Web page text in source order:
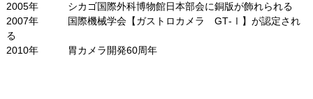
2005年 シカゴ国際外科博物館日本部会に銅版が飾れられる
2007年 国際機械学会【ガストロカメラ GT‐Ⅰ】が認定され
る
2010年 胃カメラ開発60周年